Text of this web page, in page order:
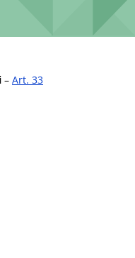
– Art. 33